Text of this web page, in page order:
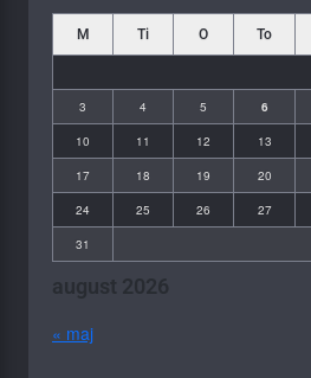
august 2026
M Ti O To
3 4 5 6
10 11 12 13
17 18 19 20
24 25 26 27
31
« maj